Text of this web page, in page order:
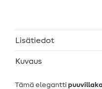
Lisätiedot
Kuvaus
Tämä elegantti